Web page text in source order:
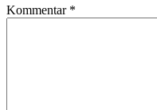
Kommentar *